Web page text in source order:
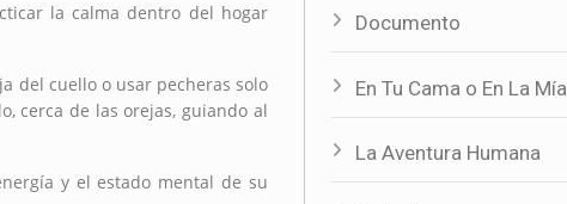
la calma dentro del hogar
del cuello o usar pecheras solo
cerca de las orejas, guiando al
y el estado mental de su
Documento
En Tu Cama o En La Mía
La Aventura Humana